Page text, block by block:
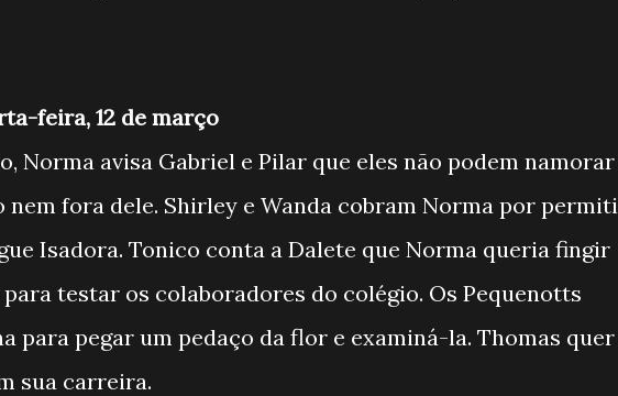
feira, 12 de março
Norma avisa Gabriel e Pilar que eles não podem namorar
nem fora dele. Shirley e Wanda cobram Norma por
Isadora. Tonico conta a Dalete que Norma queria fingir
testar os colaboradores do colégio. Os Pequenotts
para pegar um pedaço da flor e examiná-la. Thomas quer
sua carreira.